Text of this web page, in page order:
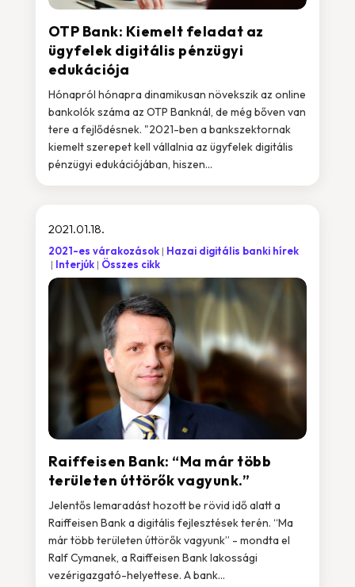
OTP Bank: Kiemelt feladat az
ügyfelek digitális pénzügyi
edukációja
Hónapról hónapra dinamikusan növekszik az online
bankolók száma az OTP Banknál, de még bőven van
tere a fejlődésnek. "2021-ben a bankszektornak
kiemelt szerepet kell vállalnia az ügyfelek digitális
pénzügyi edukációjában, hiszen...
Raiffeisen Bank: “Ma már több
területen úttörők vagyunk.”
2021.01.18.
2021-es várakozások
Hazai digitális banki hírek
Interjúk
Összes cikk
Jelentős lemaradást hozott be rövid idő alatt a
Raiffeisen Bank a digitális fejlesztések terén. “Ma
már több területen úttörők vagyunk” - mondta el
Ralf Cymanek, a Raiffeisen Bank lakossági
vezérigazgató-helyettese. A bank...